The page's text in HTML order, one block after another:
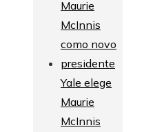
Yale elege
Maurie
McInnis